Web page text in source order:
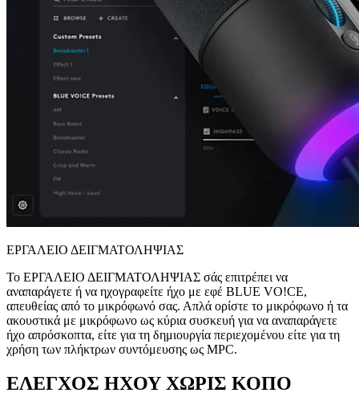
ΕΡΓΑΛΕΙΟ ΔΕΙΓΜΑΤΟΛΗΨΙΑΣ
Το ΕΡΓΑΛΕΙΟ ΔΕΙΓΜΑΤΟΛΗΨΙΑΣ σάς επιτρέπει να
αναπαράγετε ή να ηχογραφείτε ήχο με εφέ BLUE VO!CE,
απευθείας από το μικρόφωνό σας. Απλά ορίστε το μικρόφωνο ή τα
ακουστικά με μικρόφωνο ως κύρια συσκευή για να αναπαράγετε
ήχο απρόσκοπτα, είτε για τη δημιουργία περιεχομένου είτε για τη
χρήση των πλήκτρων συντόμευσης ως MPC.
ΕΛΕΓΧΟΣ ΗΧΟΥ ΧΩΡΙΣ ΚΟΠΟ